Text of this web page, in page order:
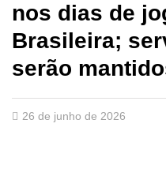
nos dias de
Brasileira;
serão
26 de junho de 2026